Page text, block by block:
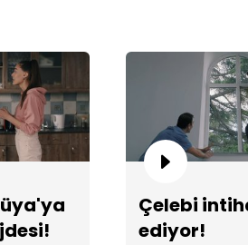
Çelebi
ediyor!